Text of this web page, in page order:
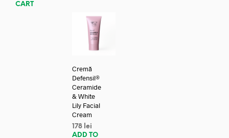
CART
Cremă
Defensil®
Ceramide
& White
Lily Facial
Cream
178 lei
ADD TO